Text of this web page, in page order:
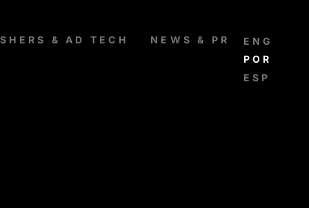
& AD TECH NEWS & PR
ENGLISH
ESPAÑOL